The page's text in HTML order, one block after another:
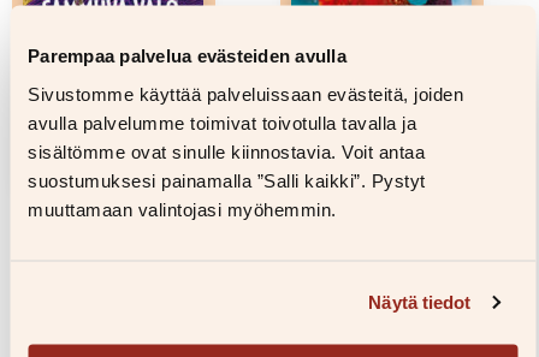
Parempaa palvelua evästeiden avulla
Sivustomme käyttää palveluissaan evästeitä, joiden
avulla palvelumme toimivat toivotulla tavalla ja
sisältömme ovat sinulle kiinnostavia. Voit antaa
suostumuksesi painamalla ”Salli kaikki”. Pystyt
muuttamaan valintojasi myöhemmin.
Näytä tiedot
30,00€
Mahdottomia